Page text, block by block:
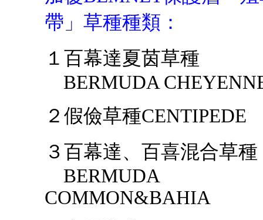
帶」草種種類：
１百幕達夏茵草種
BERMUDA
２假儉草種CENTIPEDE
３百幕達、百喜混合草種
BERMUDA
COMMON&BAHIA